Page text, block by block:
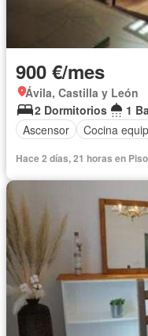
900 €/mes
Ávila, Castilla y León
2 Dormitorios
1
Ascensor
Cocina
Hace 2 días, 21 horas en